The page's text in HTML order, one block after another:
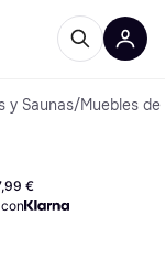
y Saunas/Muebles
€